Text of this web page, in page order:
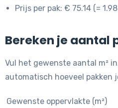
Prijs per pak: € 75.14 (=
Bereken je aantal
Vul het gewenste aantal m²
automatisch hoeveel pakken
Gewenste oppervlakte (m²)